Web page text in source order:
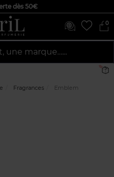
dès 50€
0
une marque…...
Fragrances Emblem